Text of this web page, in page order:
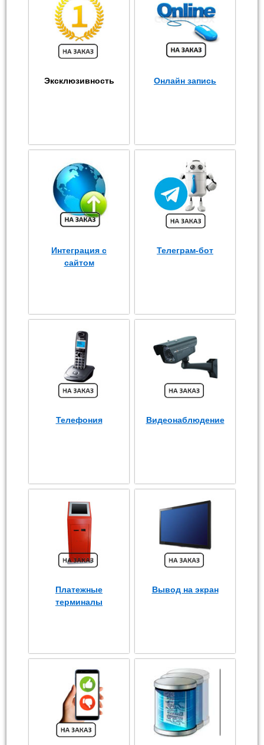
Эксклюзивность Онлайн запись
Интеграция с
сайтом
Телеграм-бот
Телефония Видеонаблюдение
Платежные
терминалы
Вывод на экран